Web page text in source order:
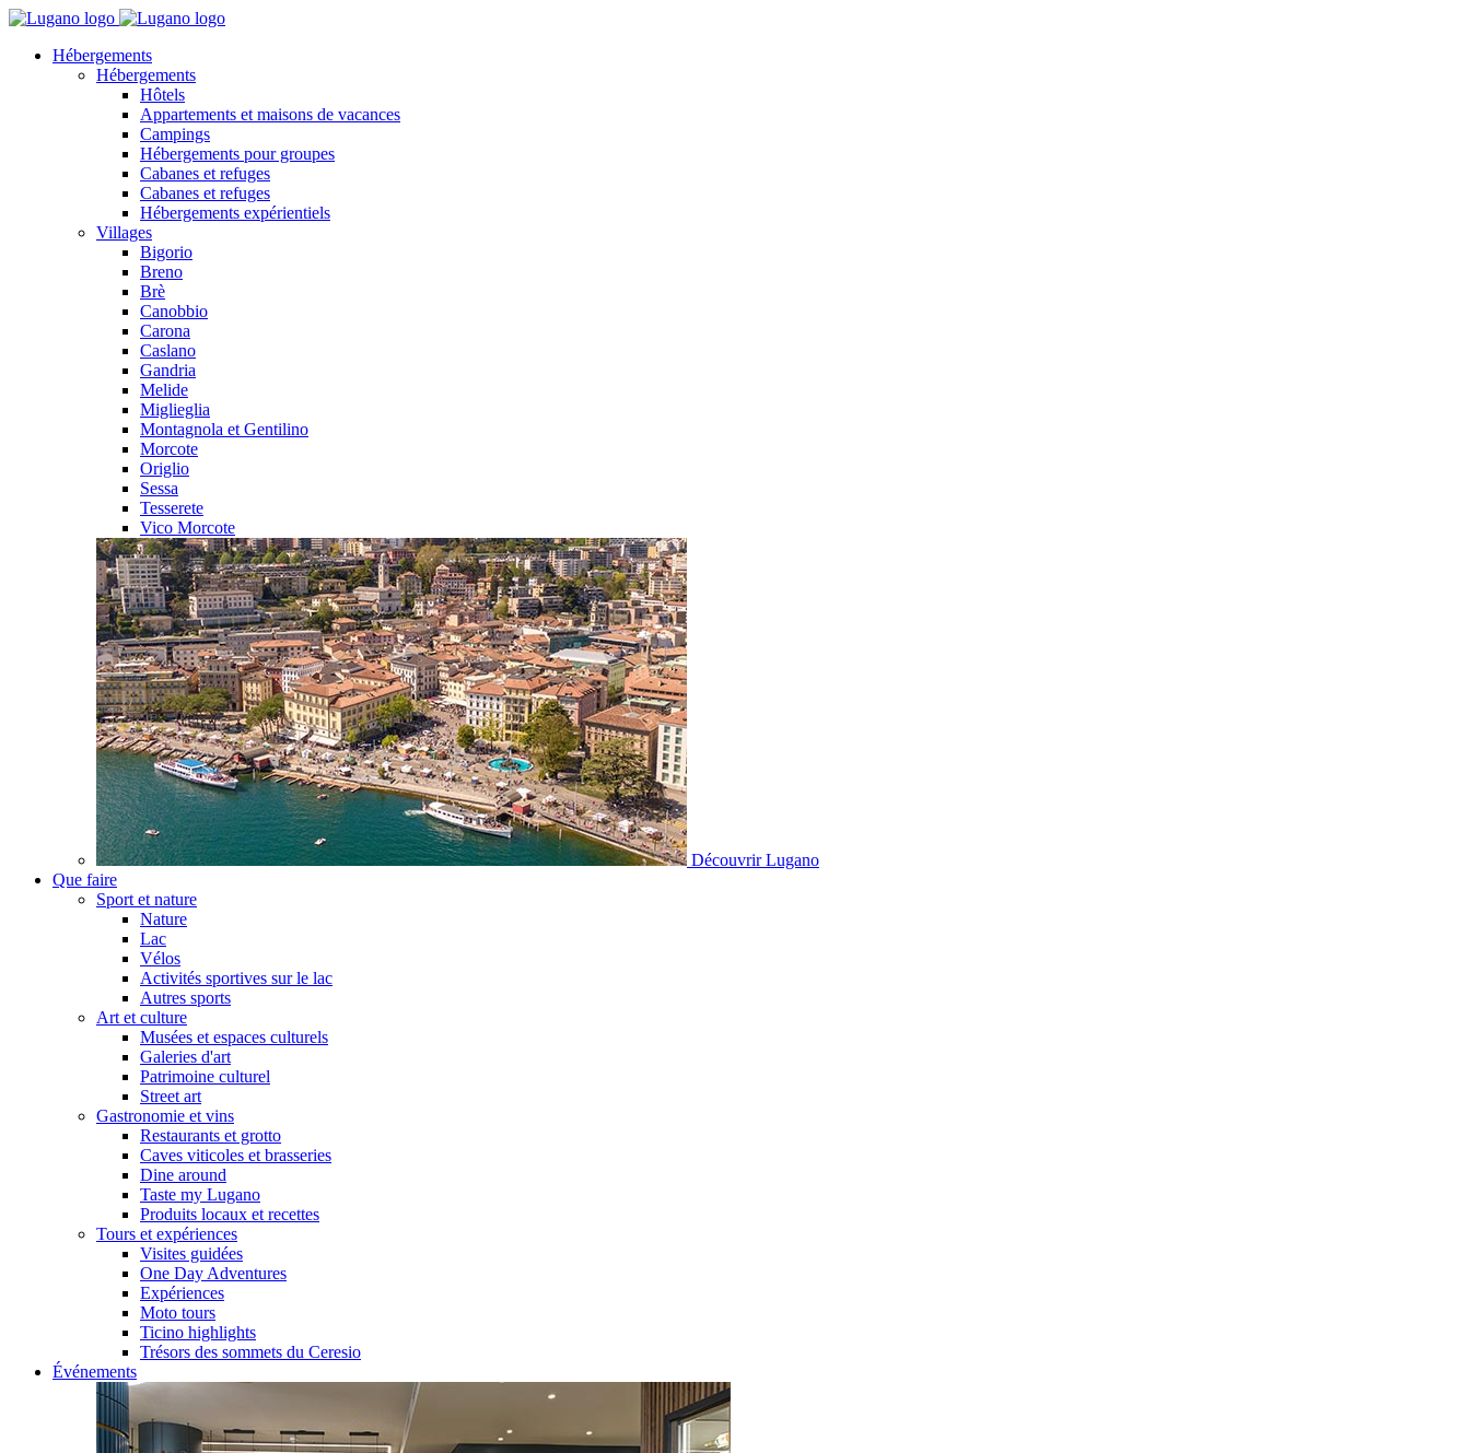
Hébergements
Hébergements
Hôtels
Appartements et maisons de vacances
Campings
Hébergements pour groupes
Cabanes et refuges
Cabanes et refuges
Hébergements expérientiels
Villages
Bigorio
Breno
Brè
Canobbio
Carona
Caslano
Gandria
Melide
Miglieglia
Montagnola et Gentilino
Morcote
Origlio
Sessa
Tesserete
Vico Morcote
Découvrir Lugano
Que faire
Sport et nature
Nature
Lac
Vélos
Activités sportives sur le lac
Autres sports
Art et culture
Musées et espaces culturels
Galeries d'art
Patrimoine culturel
Street art
Gastronomie et vins
Restaurants et grotto
Caves viticoles et brasseries
Dine around
Taste my Lugano
Produits locaux et recettes
Tours et expériences
Visites guidées
One Day Adventures
Expériences
Moto tours
Ticino highlights
Trésors des sommets du Ceresio
Événements